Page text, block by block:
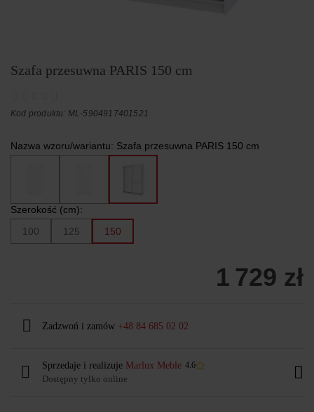
Szafa przesuwna PARIS 150 cm
Kod produktu: ML-5904917401521
Nazwa wzoru/wariantu: Szafa przesuwna PARIS 150 cm
Szerokość (cm):
100
125 150
1 729 zł
Zadzwoń i zamów +48 84 685 02 02
Sprzedaje i realizuje Marlux Meble 4.6
Dostępny tylko online